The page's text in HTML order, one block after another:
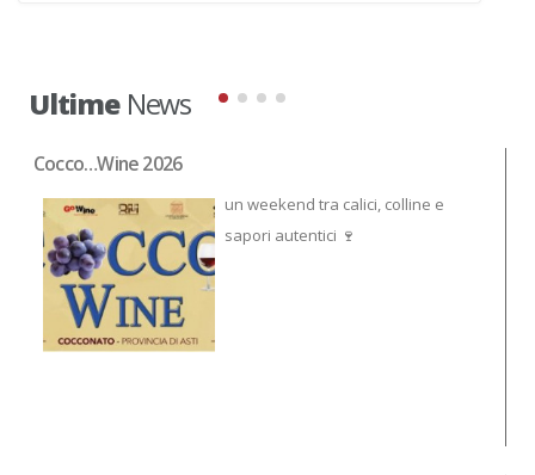
UltimeNews
Cocco…Wine 2026
un weekend tra calici, colline e
sapori autentici 🍷